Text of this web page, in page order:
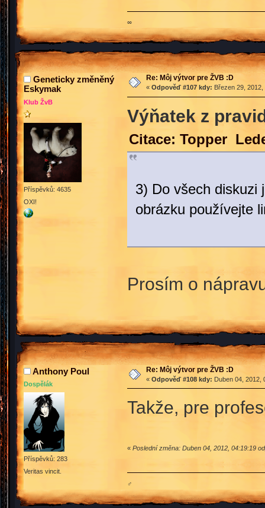
∞
Geneticky změněný
Eskymak
Klub ŽvB
Příspěvků: 4635
OXI!
Re: Môj výtvor pre ŽVB :D
« Odpověď #107 kdy: Březen 29,
Výňatek z
Citace: Topper
3) Do všech diskuzi
obrázku používejte
Prosím o
Anthony Poul
Dospělák
Příspěvků: 283
Veritas vincit.
Re: Môj výtvor pre ŽVB :D
« Odpověď #108 kdy: Duben 04, 2012,
Takže, pre
« Poslední změna: Duben 04, 2012, 04:19:19
♂